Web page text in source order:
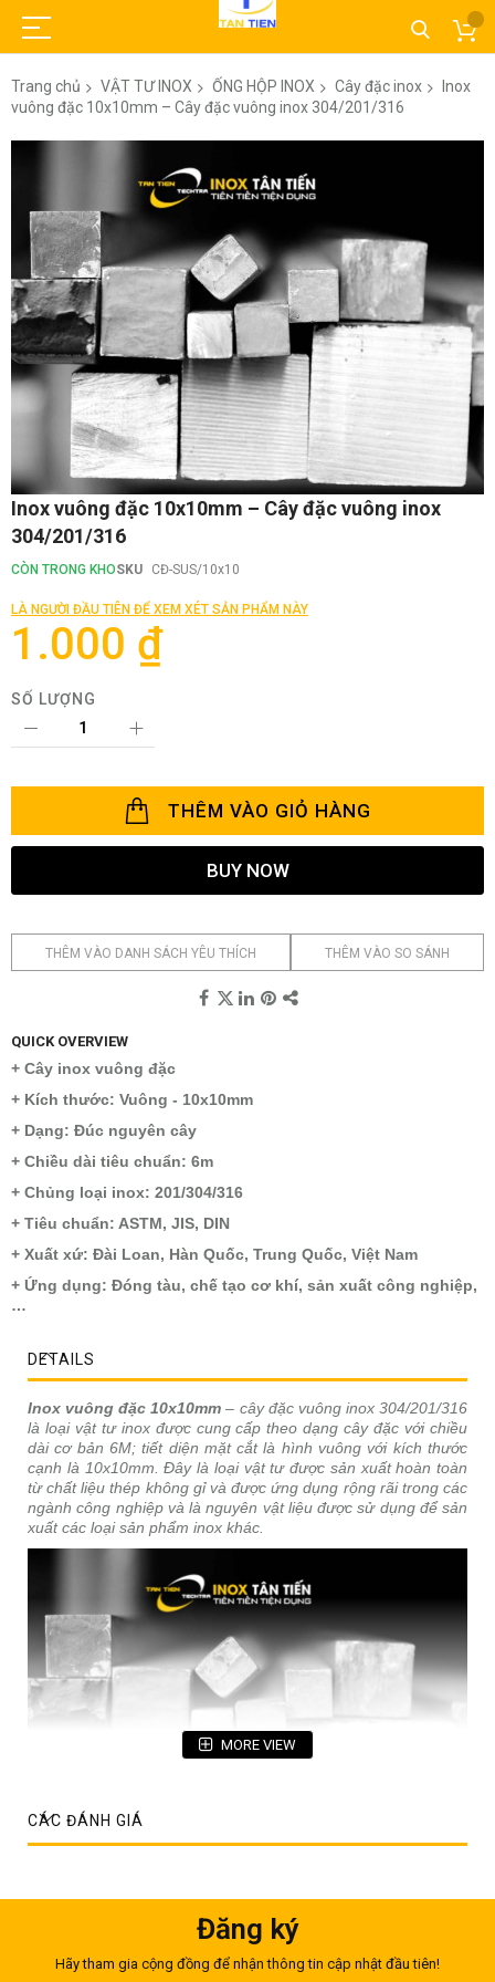
Trang chủ VẬT TƯ INOX ỐNG HỘP INOX Cây đặc inox
Inox
vuông đặc 10x10mm – Cây đặc vuông inox 304/201/316
của
hình
ảnh
Chuyển
phần
đầu
của
thư
viện
hình
Inox vuông đặc 10x10mm – Cây đặc vuông inox
304/201/316
CÒN TRONG KHOSKU CĐ-SUS/10x10
LÀ NGƯỜI ĐẦU TIÊN ĐỂ XEM XÉT SẢN PHẨM NÀY
1.000 ₫
SỐ LƯỢNG
THÊM VÀO GIỎ HÀNG
BUY NOW
THÊM VÀO DANH SÁCH YÊU THÍCH THÊM VÀO SO SÁNH
QUICK OVERVIEW
+ Cây inox vuông đặc
+ Kích thước: Vuông - 10x10mm
+ Dạng: Đúc nguyên cây
+ Chiều dài tiêu chuẩn: 6m
+ Chủng loại inox: 201/304/316
+ Tiêu chuẩn: ASTM, JIS, DIN
+ Xuất xứ: Đài Loan, Hàn Quốc, Trung Quốc, Việt Nam
+ Ứng dụng: Đóng tàu, chế tạo cơ khí, sản xuất công nghiệp,
…
DETAILS
Inox vuông đặc 10x10mm – cây đặc vuông inox 304/201/316
là loại vật tư inox được cung cấp theo dạng cây đặc với chiều
dài cơ bản 6M; tiết diện mặt cắt là hình vuông với kích thước
cạnh là 10x10mm. Đây là loại vật tư được sản xuất hoàn toàn
từ chất liệu thép không gỉ và được ứng dụng rộng rãi trong các
ngành công nghiệp và là nguyên vật liệu được sử dụng để sản
xuất các loại sản phẩm inox khác.
Mác thép: Inox SUS 304, SUS 201, SUS 316
Miêu tả: Cây đặc nguyên khối làm từ inox 304 có tiết
MORE VIEW
CÁC ĐÁNH GIÁ
Đăng ký
Hãy tham gia cộng đồng để nhận thông tin cập nhật đầu tiên!